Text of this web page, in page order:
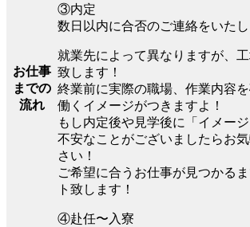
お仕事
までの
流れ
③内定
数日以内に合否のご連絡をいたし
就業先によって異なりますが、
致します！
終業前に実際の職場、作業内容
働くイメージがつきますよ！
もし内定後や見学後に「イメー
不安なことがございましたらお
さい！
ご希望に合うお仕事が見つかる
ト致します！
④赴任〜入寮